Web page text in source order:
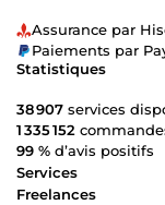
Assurance par
Paiements par
Statistiques
38 907 services
1 335 152
99 % d’avis positifs
Services
Freelances